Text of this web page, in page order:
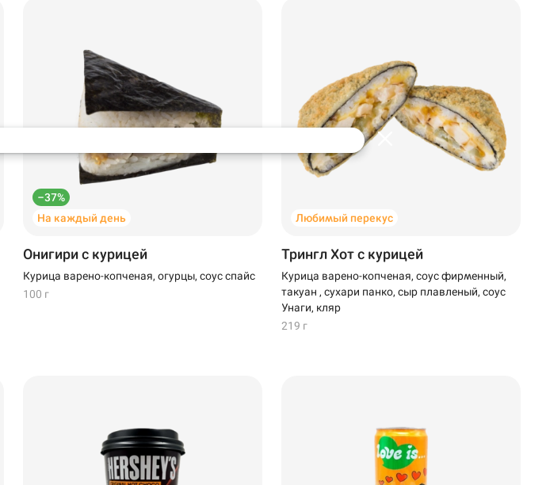
–37%
На каждый день
Онигири с курицей
Курица варено-копченая, огурцы, соус спайс
100 г
Любимый перекус
Трингл Хот с курицей
Курица варено-копченая, соус фирменный,
такуан , сухари панко, сыр плавленый, соус
Унаги, кляр
219 г